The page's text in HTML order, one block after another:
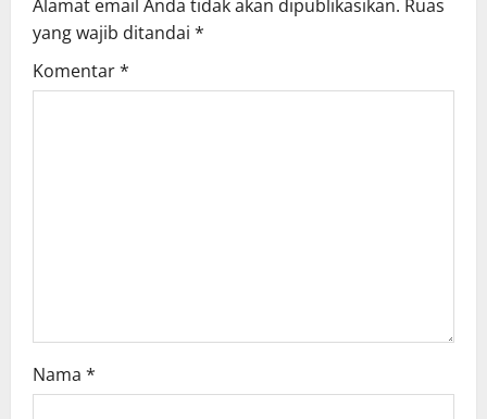
i
g
Alamat email Anda tidak akan dipublikasikan. Ruas
yang wajib ditandai *
Komentar*
Nama *